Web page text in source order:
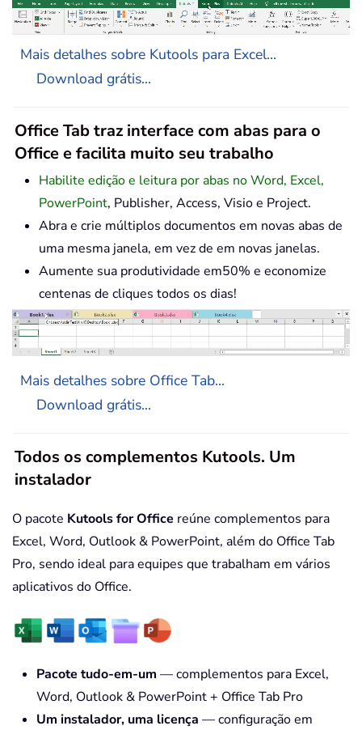
Mais detalhes sobre Kutools para Excel...
Download grátis...
Office Tab traz interface com abas para o
Office e facilita muito seu trabalho
Habilite edição e leitura por abas no Word, Excel,
PowerPoint, Publisher, Access, Visio e Project.
Abra e crie múltiplos documentos em novas abas de
uma mesma janela, em vez de em novas janelas.
Aumente sua produtividade em50% e economize
centenas de cliques todos os dias!
Mais detalhes sobre Office Tab...
Download grátis...
Todos os complementos Kutools. Um
instalador
O pacote Kutools for Office reúne complementos para
Excel, Word, Outlook & PowerPoint, além do Office Tab
Pro, sendo ideal para equipes que trabalham em vários
aplicativos do Office.
Pacote tudo-em-um — complementos para Excel,
Word, Outlook & PowerPoint + Office Tab Pro
Um instalador, uma licença — configuração em